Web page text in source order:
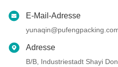
E-Mail-Adresse
Adresse
B/B, Industriestadt Shayi